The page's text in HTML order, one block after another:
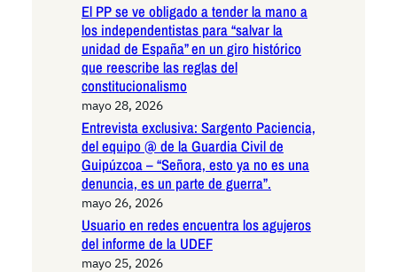
El PP se ve obligado a tender la mano a
los independentistas para “salvar la
unidad de España” en un giro histórico
que reescribe las reglas del
constitucionalismo
mayo 28, 2026
Entrevista exclusiva: Sargento Paciencia,
del equipo @ de la Guardia Civil de
Guipúzcoa – “Señora, esto ya no es una
denuncia, es un parte de guerra”.
mayo 26, 2026
Usuario en redes encuentra los agujeros
del informe de la UDEF
mayo 25, 2026